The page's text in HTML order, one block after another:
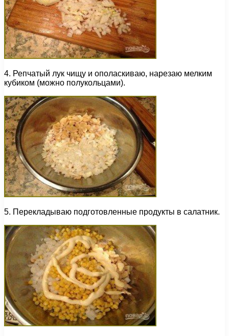
4. Репчатый лук чищу и ополаскиваю, нарезаю мелким
кубиком (можно полукольцами).
5. Перекладываю подготовленные продукты в салатник.